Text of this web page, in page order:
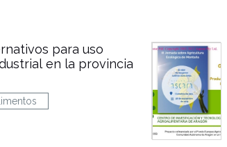
para uso
en la provincia